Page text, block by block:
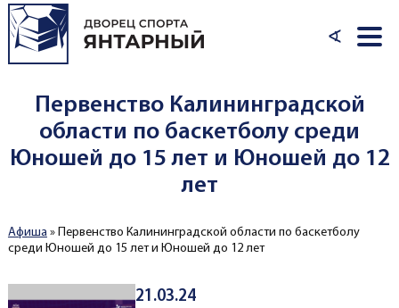
Перейти к основному содержанию
∢
Первенство Калининградской
области по баскетболу среди
Юношей до 15 лет и Юношей до 12
лет
Вы здесь
Афиша» Первенство Калининградской области по баскетболу
среди Юношей до 15 лет и Юношей до 12 лет
21.03.24